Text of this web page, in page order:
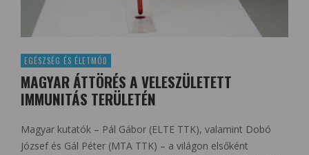
EGÉSZSÉG ÉS ÉLETMÓD
MAGYAR ÁTTÖRÉS A VELESZÜLETETT
IMMUNITÁS TERÜLETÉN
Magyar kutatók – Pál Gábor (ELTE TTK), valamint Dobó
József és Gál Péter (MTA TTK) – a világon elsőként